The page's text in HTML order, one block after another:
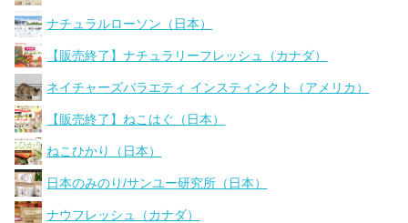
ナチュラルローソン（日本）
【販売終了】ナチュラリーフレッシュ（カナダ）
ネイチャーズバラエティ インスティンクト（アメリカ）
【販売終了】ねこはぐ（日本）
ねこひかり（日本）
日本のみのり/サンユー研究所（日本）
ナウフレッシュ（カナダ）